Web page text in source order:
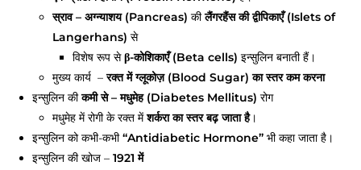
स्राव – अग्न्याशय (Pancreas) कीलैंगरहैंस की द्वीपिकाएँ (Islets of
Langerhans) से
विशेष रूप सेβ-कोशिकाएँ (Beta cells) इन्सुलिन बनाती हैं।
मुख्य कार्य –रक्त में ग्लूकोज़ (Blood Sugar) का स्तर कम करना
इन्सुलिन कीकमी से – मधुमेह (Diabetes Mellitus) रोग
मधुमेह में रोगी के रक्त मेंशर्करा का स्तर बढ़ जाता है।
इन्सुलिन को कभी-कभी“Antidiabetic Hormone” भी कहा जाता है।
इन्सुलिन की खोज – 1921 में